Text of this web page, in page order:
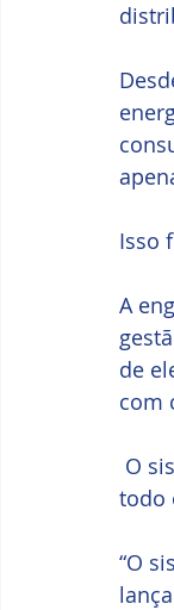
Isso
A
de
com
todo
“O